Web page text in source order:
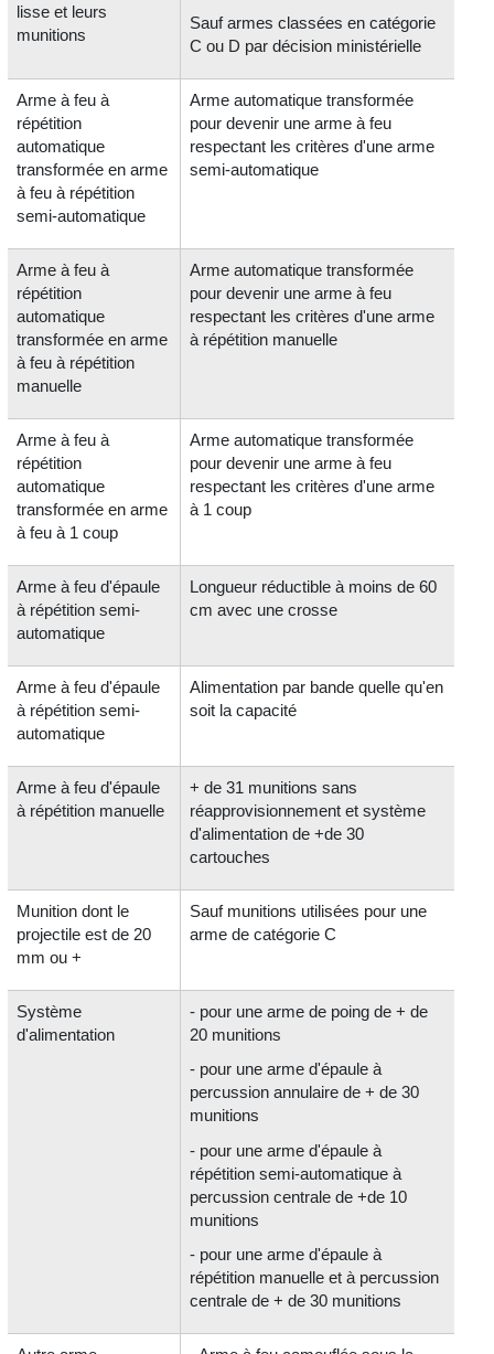
lisse et leurs
munitions
Sauf armes classées en catégorie
C ou D par décision ministérielle
Arme à feu à
répétition
automatique
transformée en arme
à feu à répétition
semi-automatique
Arme automatique transformée
pour devenir une arme à feu
respectant les critères d'une arme
semi-automatique
Arme à feu à
répétition
automatique
transformée en arme
à feu à répétition
manuelle
Arme automatique transformée
pour devenir une arme à feu
respectant les critères d'une arme
à répétition manuelle
Arme à feu à
répétition
automatique
transformée en arme
à feu à 1 coup
Arme automatique transformée
pour devenir une arme à feu
respectant les critères d'une arme
à 1 coup
Arme à feu d'épaule
à répétition semi-
automatique
Longueur réductible à moins de 60
cm avec une crosse
Arme à feu d'épaule
à répétition semi-
automatique
Alimentation par bande quelle qu'en
soit la capacité
Arme à feu d'épaule
à répétition manuelle
+ de 31 munitions sans
réapprovisionnement et système
d'alimentation de +de 30
cartouches
Munition dont le
projectile est de 20
mm ou +
Sauf munitions utilisées pour une
arme de catégorie C
Système
d'alimentation
- pour une arme de poing de + de
20 munitions
- pour une arme d'épaule à
percussion annulaire de + de 30
munitions
- pour une arme d'épaule à
répétition semi-automatique à
percussion centrale de +de 10
munitions
- pour une arme d'épaule à
répétition manuelle et à percussion
centrale de + de 30 munitions